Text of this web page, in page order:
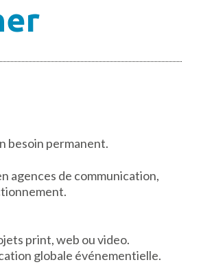
besoin permanent.
agences de communication,
print, web ou video.
globale événementielle.